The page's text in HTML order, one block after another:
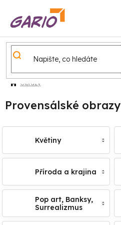
obsah
Obrazy
Provensálské obrazy
Květiny
Příroda a krajina
Pop art, Banksy,
Surrealizmus